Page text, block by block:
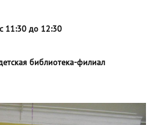
11:30 до 12:30
библиотека-филиал